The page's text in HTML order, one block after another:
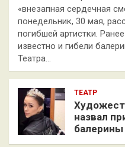
«внезапная сердечная
понедельник, 30 мая,
погибшей артистки.
известно и гибели
Театра…
ТЕАТР
назвал
балерины